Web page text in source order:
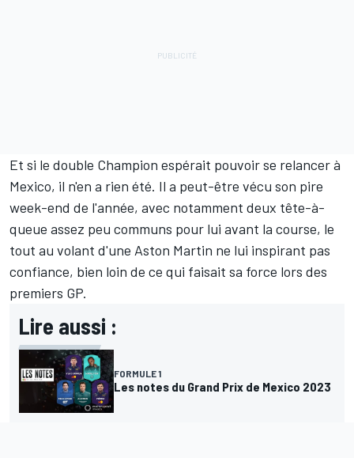
Et si le double Champion espérait pouvoir se relancer à
Mexico, il n'en a rien été. Il a peut-être vécu son pire
week-end de l'année, avec notamment deux tête-à-
queue assez peu communs pour lui avant la course, le
tout au volant d'une Aston Martin ne lui inspirant pas
confiance, bien loin de ce qui faisait sa force lors des
premiers GP.
Lire aussi :
FORMULE 1
Les notes du Grand Prix de Mexico 2023